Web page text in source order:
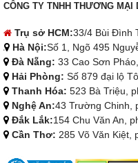
CÔNG TY TNHH THƯƠNG MẠI
Trụ sở HCM:33/4 Bùi Đình
Hà Nội:Số 1, Ngõ 495
Đà Nẵng: 33 Cao Sơn
Hải Phòng: Số 879 đại lộ
Thanh Hóa: 523 Bà Triệu,
Nghệ An:43 Trường Chinh,
Đắk Lắk:154 Chu Văn An,
Cần Thơ: 285 Võ Văn Kiệt,